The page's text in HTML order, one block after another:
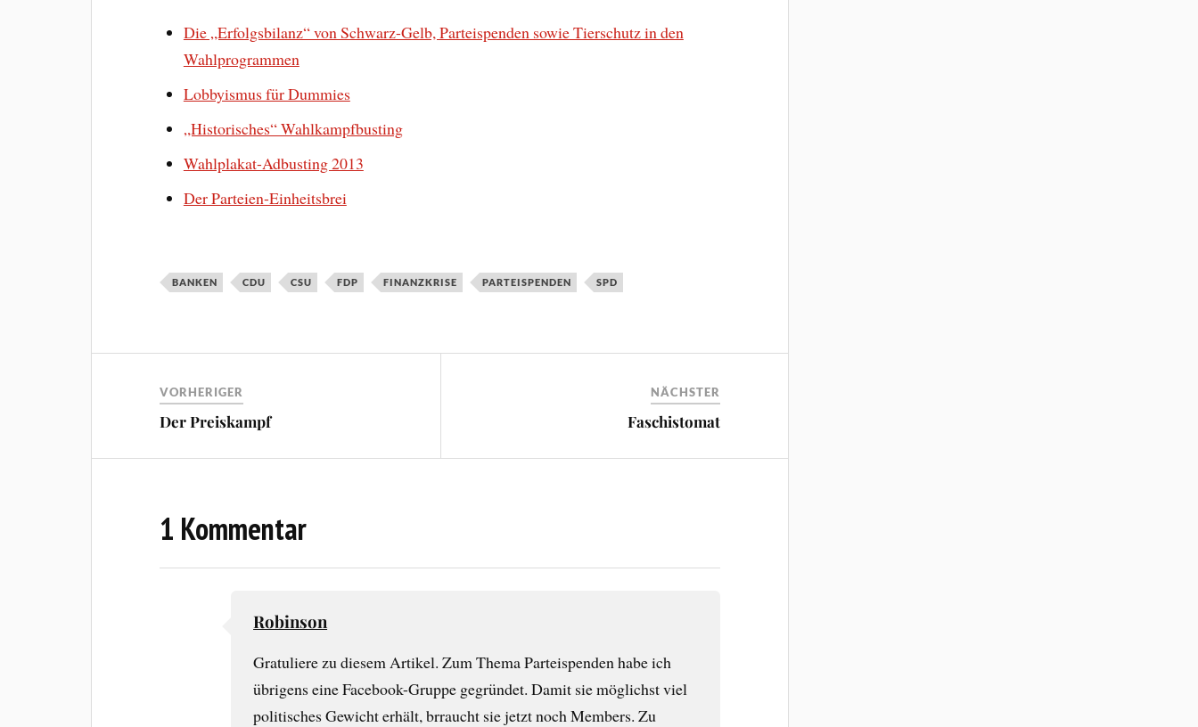
Die „Erfolgsbilanz“ von Schwarz-Gelb, Parteispenden sowie Tierschutz in den
Wahlprogrammen
Lobbyismus für Dummies
„Historisches“ Wahlkampfbusting
Wahlplakat-Adbusting 2013
Der Parteien-Einheitsbrei
BANKEN CDU CSU FDP FINANZKRISE PARTEISPENDEN SPD
VORHERIGER
Der Preiskampf
NÄCHSTER
Faschistomat
1 Kommentar
Robinson
Gratuliere zu diesem Artikel. Zum Thema Parteispenden habe ich
übrigens eine Facebook-Gruppe gegründet. Damit sie möglichst viel
politisches Gewicht erhält, brraucht sie jetzt noch Members. Zu